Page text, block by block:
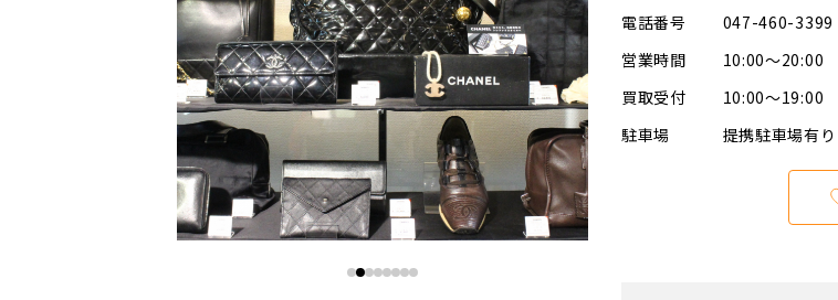
電話番号
047-460-3399
営業時間
10:00～20:00
買取受付
10:00～19:00
駐車場
提携駐車場有り